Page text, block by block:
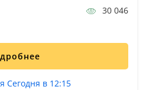
30 046
Сегодня в 12:15